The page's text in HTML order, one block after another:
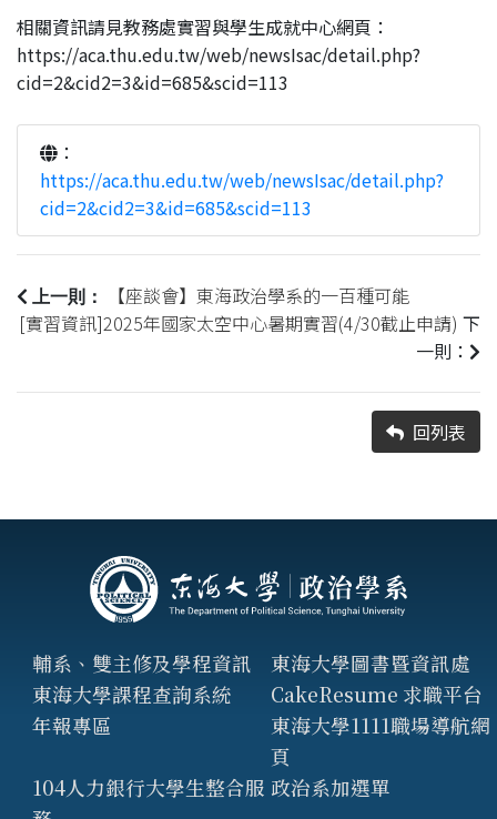
相關資訊請見教務處實習與學生成就中心網頁：
https://aca.thu.edu.tw/web/newsIsac/detail.php?
cid=2&cid2=3&id=685&scid=113
：
https://aca.thu.edu.tw/web/newsIsac/detail.php?
cid=2&cid2=3&id=685&scid=113
上一則：
【座談會】東海政治學系的一百種可能
[實習資訊]2025年國家太空中心暑期實習(4/30截止申請) 下
一則：
回列表
輔系、雙主修及學程資訊
東海大學圖書暨資訊處
東海大學課程查詢系統
CakeResume 求職平台
年報專區
東海大學1111職場導航網
頁
104人力銀行大學生整合服 政治系加選單